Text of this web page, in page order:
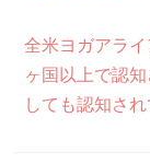
全米ヨガアラ
ヶ国以上で認知
しても認知され